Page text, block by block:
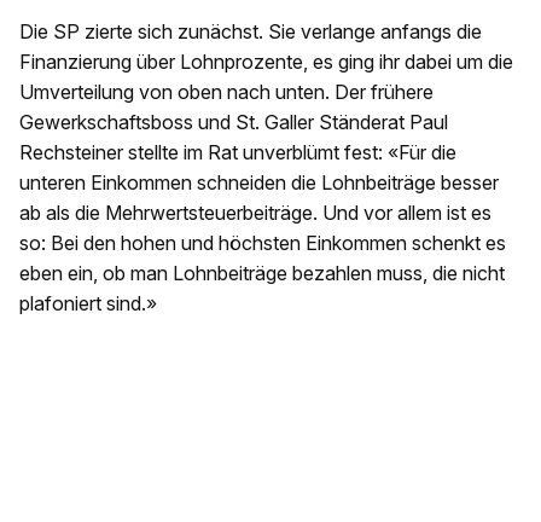
Die SP zierte sich zunächst. Sie verlange anfangs die
Finanzierung über Lohnprozente, es ging ihr dabei um die
Umverteilung von oben nach unten. Der frühere
Gewerkschaftsboss und St. Galler Ständerat Paul
Rechsteiner stellte im Rat unverblümt fest: «Für die
unteren Einkommen schneiden die Lohnbeiträge besser
ab als die Mehrwertsteuerbeiträge. Und vor allem ist es
so: Bei den hohen und höchsten Einkommen schenkt es
eben ein, ob man Lohnbeiträge bezahlen muss, die nicht
plafoniert sind.»